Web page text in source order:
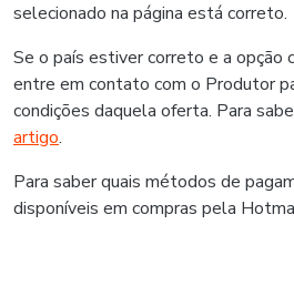
selecionado na página está correto.
Se o país estiver correto e a opção
entre em contato com o Produtor
condições daquela oferta. Para
artigo.
Para saber quais métodos de
disponíveis em compras pela